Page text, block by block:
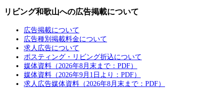
リビング和歌山への広告掲載について
広告掲載について
広告種別掲載料金について
求人広告について
ポスティング・リビング折込について
媒体資料（2026年8月末まで：PDF）
媒体資料（2026年9月1日より：PDF）
求人広告媒体資料（2026年8月末まで：PDF）